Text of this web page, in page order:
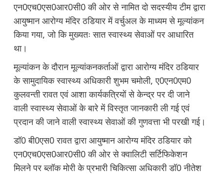
एन0एच0एस0आर0सी0 की ओर से नामित दो सदस्यीय टीम द्वारा
आयुष्मान आरोग्य मंदिर ठडियार में वर्चुअल के माध्यम से मूल्यांकन
किया गया, जो कि मुख्यतः सात स्वास्थ्य सेवाओं पर आधारित
था।
मूल्यांकन के दौरान मूल्यांकनकर्ताओं द्वारा आरोग्य मंदिर ठडियार
के सामुदायिक स्वास्थ्य अधिकारी शुभम चमोली, ए0एन0एम0
कुलवन्ती रावत एवं आशा कार्यकत्रियों से केन्द्र पर दी जाने
वाली स्वास्थ्य सेवाओं के बारे में विस्तृत जानकारी ली गई एवं
प्रदान की जाने वाली स्वास्थ्य सेवाओं की गुणवत्ता भी परखी गई।
डॉ0 बी0एस0 रावत द्वारा आयुष्मान आरोग्य मंदिर ठडियार को
एन0एच0एस0आर0सी0 की ओर से क्वालिटी सर्टिफिकेशन
मिलने पर ब्लॉक मोरी के प्रभारी चिकित्सा अधिकारी डॉ0 नीतेश